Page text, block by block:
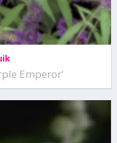
Emperor'